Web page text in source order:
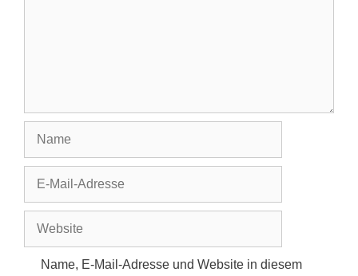
Adresse
Name, E-Mail-Adresse und Website in diesem